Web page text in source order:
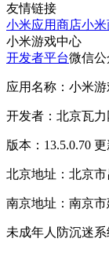
友情链接
小米应用商店小
小米游戏中心
开发者平台微信
应用名称：小米
开发者：北京瓦力
版本：13.5.0.70
北京地址：北京
南京地址：南京
未成年人防沉迷系